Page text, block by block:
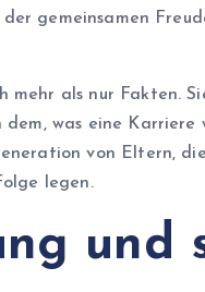
gemeinsamen
mehr als nur Fakten.
was eine Karriere
von Eltern,
legen.
und